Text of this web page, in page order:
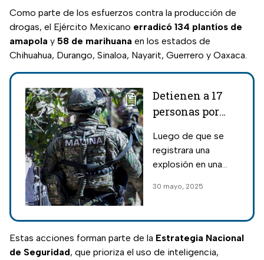
Como parte de los esfuerzos contra la producción de
drogas, el Ejército Mexicano erradicó 134 plantíos de
amapola y 58 de marihuana en los estados de
Chihuahua, Durango, Sinaloa, Nayarit, Guerrero y Oaxaca.
Detienen a 17
personas por
mina a
militares en
Luego de que se
registrara una
explosión en una
muerte de militares,
operativo para
detener a los
presuntos culpables.
30 mayo, 2025
Estas acciones forman parte de la Estrategia Nacional
de Seguridad, que prioriza el uso de inteligencia,